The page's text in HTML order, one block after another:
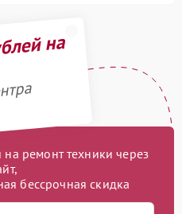
на
ремонт техники через
бессрочная скидка